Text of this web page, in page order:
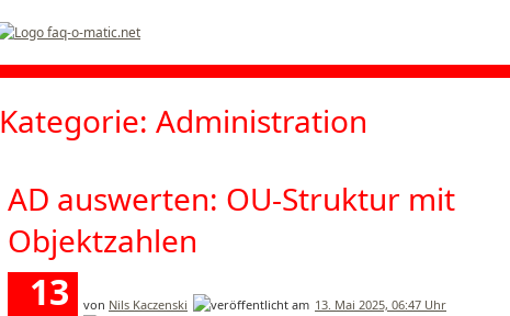
Kategorie: Administration
AD auswerten: OU-Struktur mit
Objektzahlen
13 von Nils Kaczenski 13. Mai 2025, 06:47 Uhr